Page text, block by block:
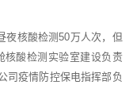
夜核酸检测50万人次，但
核酸检测实验室建设负责
司疫情防控保电指挥部负